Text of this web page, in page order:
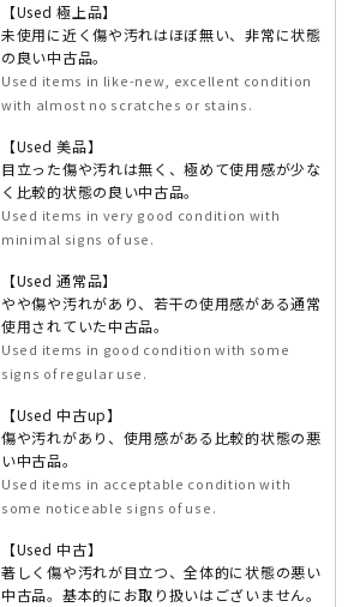
【Used 極上品】
未使用に近く傷や汚れはほぼ無い、非常に状態
の良い中古品。
Used items in like-new, excellent condition
with almost no scratches or stains.
【Used 美品】
目立った傷や汚れは無く、極めて使用感が少な
く比較的状態の良い中古品。
Used items in very good condition with
minimal signs of use.
【Used 通常品】
やや傷や汚れがあり、若干の使用感がある通常
使用されていた中古品。
Used items in good condition with some
signs of regular use.
【Used 中古up】
傷や汚れがあり、使用感がある比較的状態の悪
い中古品。
Used items in acceptable condition with
some noticeable signs of use.
【Used 中古】
著しく傷や汚れが目立つ、全体的に状態の悪い
中古品。基本的にお取り扱いはございません。